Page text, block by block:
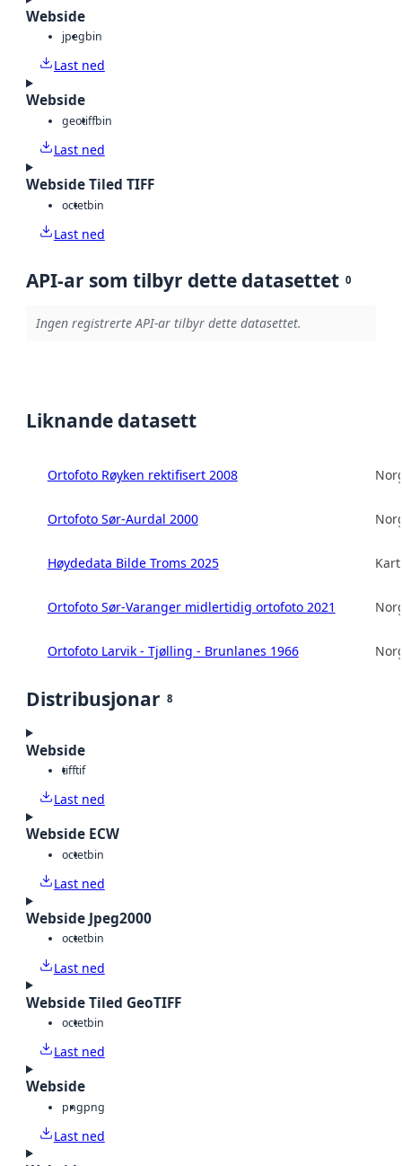
Webside
jpegbin
Last ned
Webside
geotiffbin
Last ned
Webside Tiled TIFF
octetbin
Last ned
API-ar som tilbyr dette datasettet 0
Ingen registrerte API-ar tilbyr dette datasettet.
Liknande datasett
Ortofoto Røyken rektifisert 2008
Ortofoto Sør-Aurdal 2000
Høydedata Bilde Troms 2025
Ortofoto Sør-Varanger midlertidig ortofoto 2021
Ortofoto Larvik - Tjølling - Brunlanes 1966
Distribusjonar 8
Webside
tifftif
Last ned
Webside ECW
octetbin
Last ned
Webside Jpeg2000
octetbin
Last ned
Webside Tiled GeoTIFF
octetbin
Last ned
Webside
pngpng
Last ned